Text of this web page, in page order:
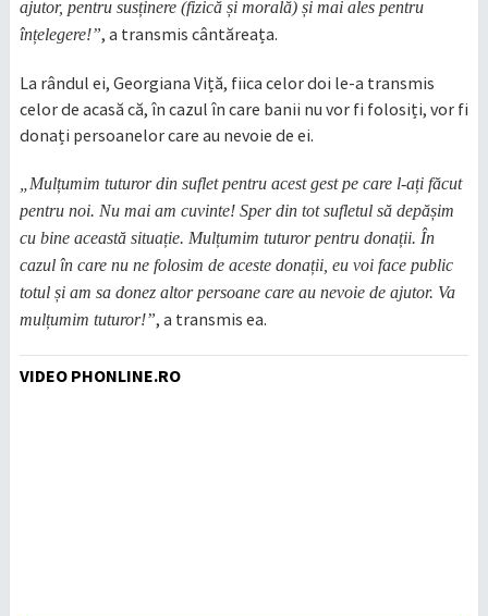
ajutor, pentru susținere (fizică și morală) și mai ales pentru
înțelegere!”, a transmis cântăreața.
La rândul ei, Georgiana Viță, fiica celor doi le-a transmis
celor de acasă că, în cazul în care banii nu vor fi folosiți, vor fi
donați persoanelor care au nevoie de ei.
„Mulțumim tuturor din suflet pentru acest gest pe care l-ați făcut
pentru noi. Nu mai am cuvinte! Sper din tot sufletul să depășim
cu bine această situație. Mulțumim tuturor pentru donații. În
cazul în care nu ne folosim de aceste donații, eu voi face public
totul și am sa donez altor persoane care au nevoie de ajutor. Va
mulțumim tuturor!”, a transmis ea.
VIDEO PHONLINE.RO